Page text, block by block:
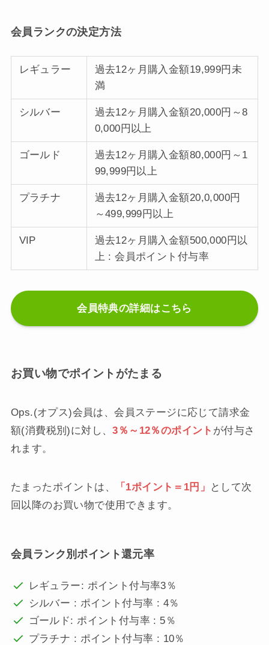
会員ランクの決定方法
レギュラー
過去12ヶ月購入金額19,999円未
満
シルバー
過去12ヶ月購入金額20,000円～8
0,000円以上
ゴールド
過去12ヶ月購入金額80,000円～1
99,999円以上
プラチナ
過去12ヶ月購入金額20,0,000円
～499,999円以上
VIP
過去12ヶ月購入金額500,000円以
上 : 会員ポイント付与率
会員特典の詳細はこちら
お買い物でポイントがたまる
Ops.(オプス)会員は、会員ステージに応じて請求金
額(消費税別)に対し、3％～12％のポイント が付与さ
れます。
たまったポイントは、 「1ポイント＝1円」
として次
回以降のお買い物で使用できます。
会員ランク別ポイント還元率
レギュラー: ポイント付与率3％
シルバー : ポイント付与率 : 4％
ゴールド: ポイント付与率 : 5％
プラチナ : ポイント付与率 : 10％